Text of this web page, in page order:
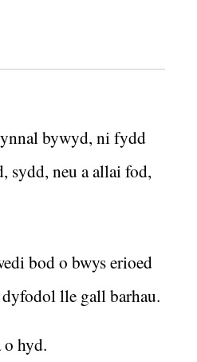
bywyd, ni fydd
sydd, neu a allai fod,
bod o bwys erioed
lle gall barhau.
hyd.